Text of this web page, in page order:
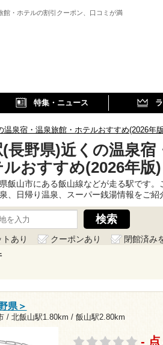
・ホテルの割引クーポン、口コミが満
特集・ニュース
温泉宿・温泉旅館・ホテルおすすめ(2026年
長野県)近くの温泉宿
おすすめ(2026年版)
飯山市にある飯山線などが走る駅です
、日帰り温泉、スーパー銭湯情報をご紹
あり クーポンあり
閉館済み
県＞
/ 北飯山駅1.80km / 飯山駅2.80km
- 点